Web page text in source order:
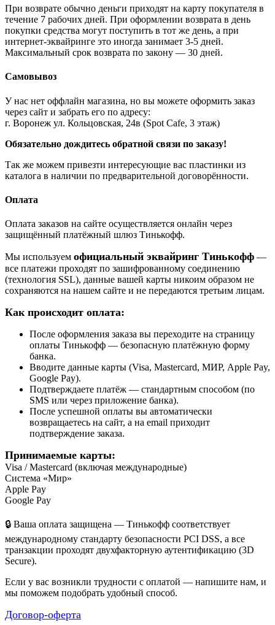
При возврате обычно деньги приходят на карту покупателя в
течение 7 рабочих дней. При оформлении возврата в день
покупки средства могут поступить в тот же день, а при
интернет-эквайринге это иногда занимает 3-5 дней.
Максимальный срок возврата по закону — 30 дней.
Самовывоз
У нас нет оффлайн магазина, но вы можете оформить заказ
через сайт и забрать его по адресу:
г. Воронеж ул. Кольцовская, 24в (Spot Cafe, 3 этаж)
Обязательно дождитесь обратной связи по заказу!
Так же можем привезти интересующие вас пластинки из
каталога в наличии по предварительной договорённости.
Оплата
Оплата заказов на сайте осуществляется онлайн через
защищённый платёжный шлюз Тинькофф.
Мы используем официальный эквайринг Тинькофф —
все платежи проходят по зашифрованному соединению
(технология SSL), данные вашей карты никоим образом не
сохраняются на нашем сайте и не передаются третьим лицам.
Как происходит оплата:
После оформления заказа вы переходите на страницу
оплаты Тинькофф — безопасную платёжную форму
банка.
Вводите данные карты (Visa, Mastercard, МИР, Apple Pay,
Google Pay).
Подтверждаете платёж — стандартным способом (по
SMS или через приложение банка).
После успешной оплаты вы автоматически
возвращаетесь на сайт, а на email приходит
подтверждение заказа.
Принимаемые карты:
Visa / Mastercard (включая международные)
Система «Мир»
Apple Pay
Google Pay
🔒 Ваша оплата защищена — Тинькофф соответствует
международному стандарту безопасности PCI DSS, а все
транзакции проходят двухфакторную аутентификацию (3D
Secure).
Если у вас возникли трудности с оплатой — напишите нам, и
мы поможем подобрать удобный способ.
Договор-оферта